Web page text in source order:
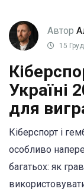
Автор
15
Україні
для
Кіберспорт і
особливо
багатьох: як